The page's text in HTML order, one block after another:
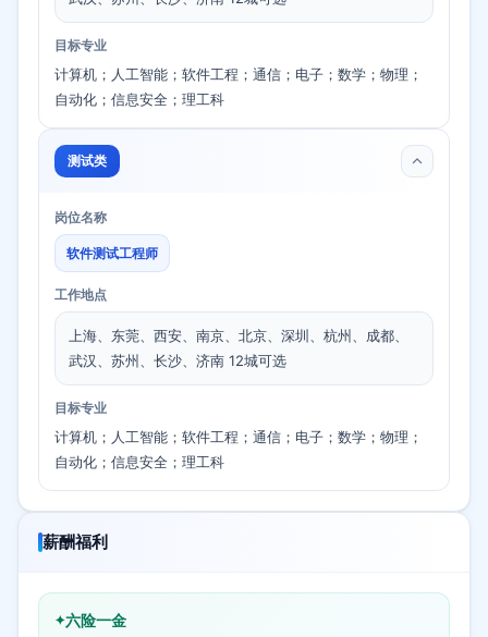
目标专业
计算机；人工智能；软件工程；通信；电子；数学；物理；
自动化；信息安全；理工科
测试类
岗位名称
软件测试工程师
工作地点
上海、东莞、西安、南京、北京、深圳、杭州、成都、
武汉、苏州、长沙、济南 12城可选
目标专业
计算机；人工智能；软件工程；通信；电子；数学；物理；
自动化；信息安全；理工科
薪酬福利
六险一金